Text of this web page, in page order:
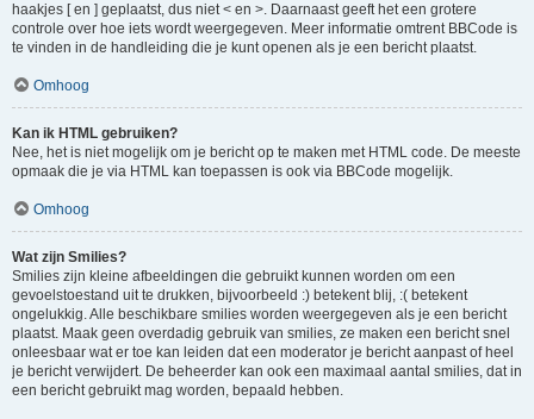
haakjes [ en ] geplaatst, dus niet < en >. Daarnaast geeft het een grotere
controle over hoe iets wordt weergegeven. Meer informatie omtrent BBCode is
te vinden in de handleiding die je kunt openen als je een bericht plaatst.
Omhoog
Kan ik HTML gebruiken?
Nee, het is niet mogelijk om je bericht op te maken met HTML code. De meeste
opmaak die je via HTML kan toepassen is ook via BBCode mogelijk.
Omhoog
Wat zijn Smilies?
Smilies zijn kleine afbeeldingen die gebruikt kunnen worden om een
gevoelstoestand uit te drukken, bijvoorbeeld :) betekent blij, :( betekent
ongelukkig. Alle beschikbare smilies worden weergegeven als je een bericht
plaatst. Maak geen overdadig gebruik van smilies, ze maken een bericht snel
onleesbaar wat er toe kan leiden dat een moderator je bericht aanpast of heel
je bericht verwijdert. De beheerder kan ook een maximaal aantal smilies, dat in
een bericht gebruikt mag worden, bepaald hebben.